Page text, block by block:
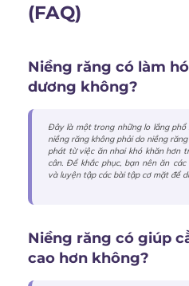
(FAQ)
Niềng răng có làm
dương không?
Đây là một trong những lo lắng phổ
niềng răng không phải do niềng
phát từ việc ăn nhai khó khăn hơn
cân. Để khắc phục, bạn nên ăn
và luyện tập các bài tập cơ mặt để
Niềng răng có giúp
cao hơn không?